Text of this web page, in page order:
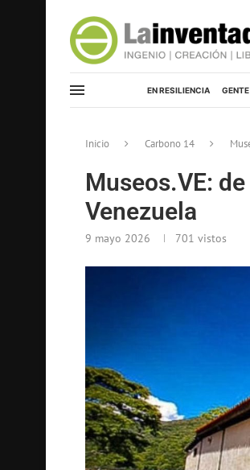
EN RESILIENCIA
Inicio Carbono 14
Museos.VE:
Venezuela
9 mayo 2026 701 vistos